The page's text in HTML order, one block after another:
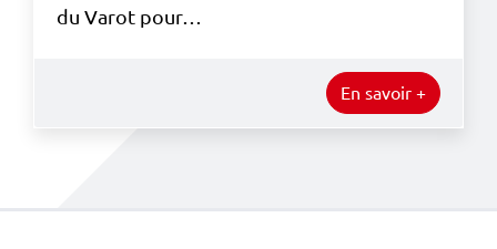
du Varot pour…
En savoir +